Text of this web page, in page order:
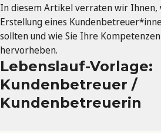
In diesem Artikel verraten wir Ihnen,
Erstellung eines
sollten und wie Sie Ihre
hervorheben.
Lebenslauf-Vorlage:
Kundenbetreuer /
Kundenbetreuerin